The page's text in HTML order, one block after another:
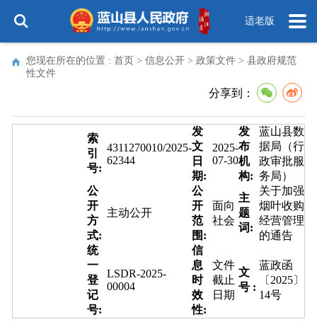
适老版
您现在所在的位置 : 首页 > 信息公开 > 政策文件 > 县政府规范
性文件
分享到：
索
引
号:
4311270010/2025-
62344
发
文
日
期:
2025-
07-30
发
布
机
构:
蓝山县数
据局（行
政审批服
务局）
公
开
方
式:
主动公开
公
开
范
围:
面向
社会
主
题
词:
关于加强
烟叶收购
经营管理
的通告
统
一
登
记
号:
LSDR-2025-
00004
信
息
时
效
性:
文件
截止
日期
文
号 :
蓝政函
〔2025〕
14号